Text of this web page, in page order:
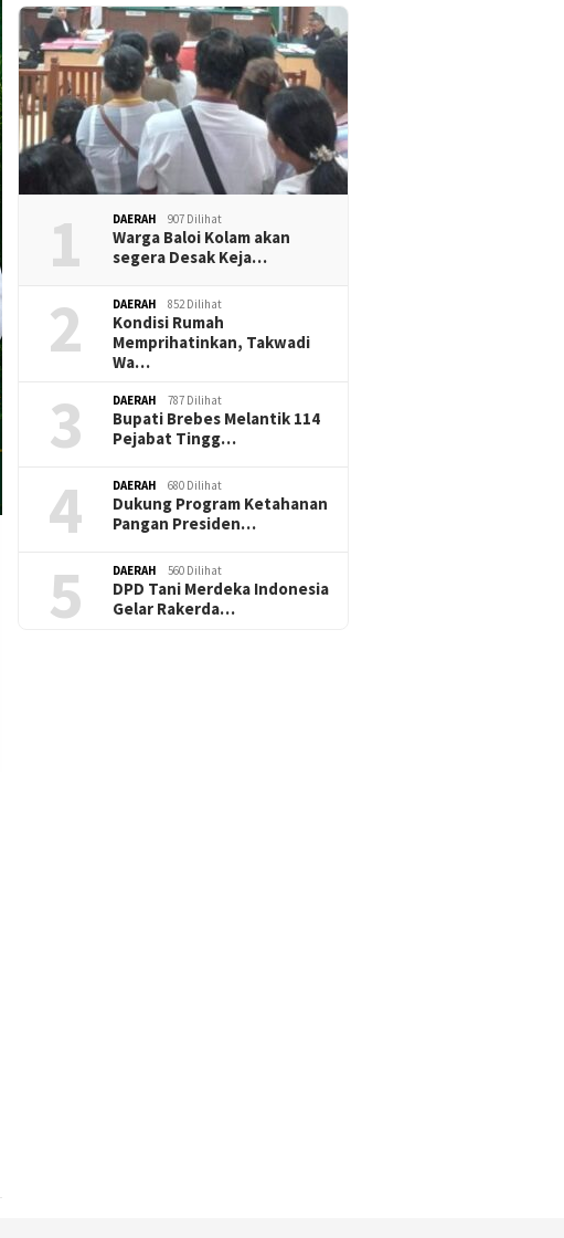
1 DAERAH 907 Dilihat
Warga Baloi Kolam akan
segera Desak Keja…
2 DAERAH 852 Dilihat
Kondisi Rumah
Memprihatinkan, Takwadi
Wa…
3 DAERAH 787 Dilihat
Bupati Brebes Melantik 114
Pejabat Tingg…
4 DAERAH 680 Dilihat
Dukung Program Ketahanan
Pangan Presiden…
5 DAERAH 560 Dilihat
DPD Tani Merdeka Indonesia
Gelar Rakerda…